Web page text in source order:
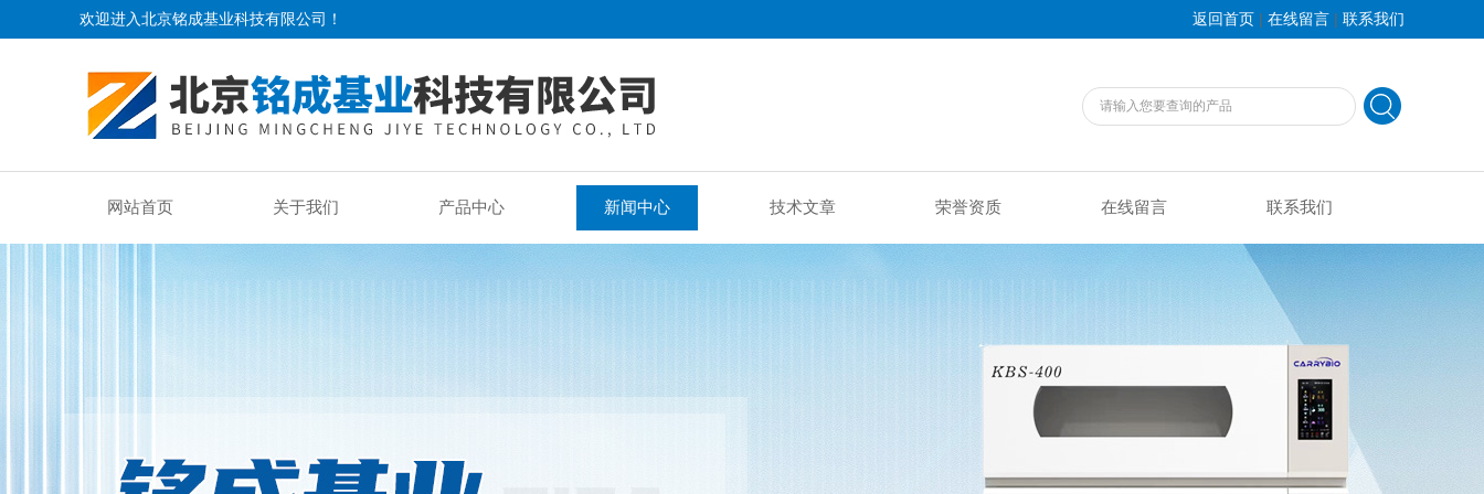
欢迎进入北京铭成基业科技有限公司！ 返回首页 | 在线留言 | 联系我们
网站首页 关于我们 产品中心 新闻中心 技术文章 荣誉资质 在线留言 联系我们